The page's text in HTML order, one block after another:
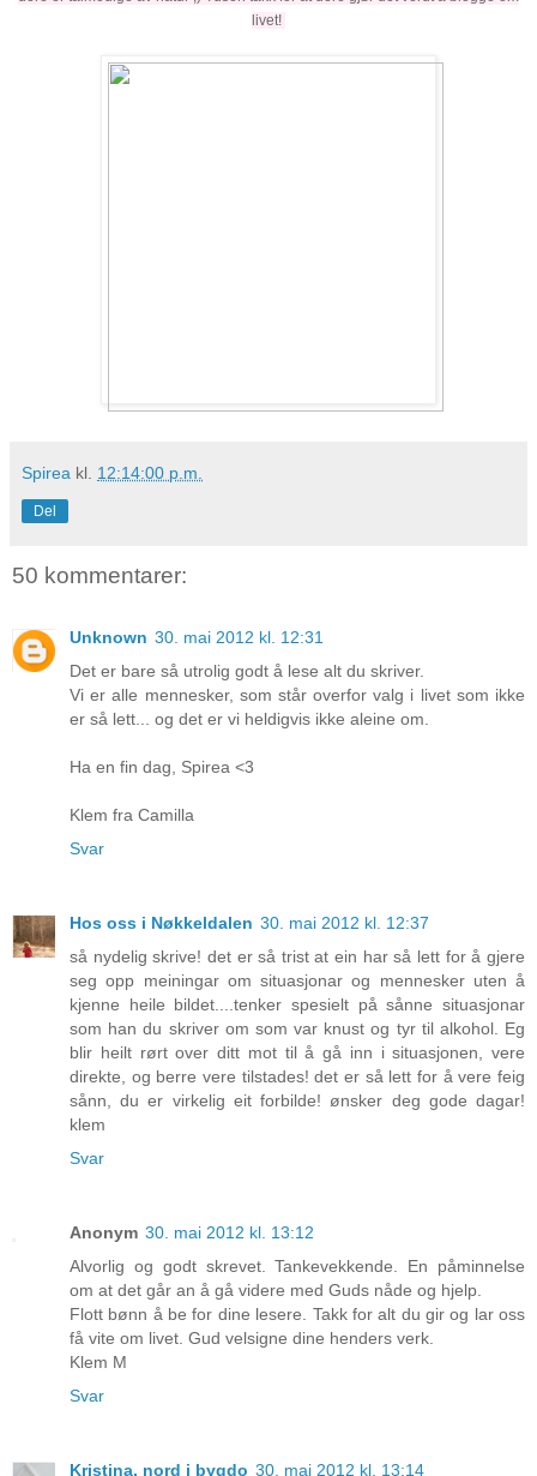
livet!
Spirea kl. 12:14:00 p.m.
Del
50 kommentarer:
Unknown 30. mai 2012 kl. 12:31
Det er bare så utrolig godt å lese alt du skriver.
Vi er alle mennesker, som står overfor valg i livet som ikke
er så lett... og det er vi heldigvis ikke aleine om.
Ha en fin dag, Spirea <3
Klem fra Camilla
Svar
Hos oss i Nøkkeldalen 30. mai 2012 kl. 12:37
så nydelig skrive! det er så trist at ein har så lett for å gjere
seg opp meiningar om situasjonar og mennesker uten å
kjenne heile bildet....tenker spesielt på sånne situasjonar
som han du skriver om som var knust og tyr til alkohol. Eg
blir heilt rørt over ditt mot til å gå inn i situasjonen, vere
direkte, og berre vere tilstades! det er så lett for å vere feig
sånn, du er virkelig eit forbilde! ønsker deg gode dagar!
klem
Svar
Anonym 30. mai 2012 kl. 13:12
Alvorlig og godt skrevet. Tankevekkende. En påminnelse
om at det går an å gå videre med Guds nåde og hjelp.
Flott bønn å be for dine lesere. Takk for alt du gir og lar oss
få vite om livet. Gud velsigne dine henders verk.
Klem M
Svar
Kristina, nord i bygdo 30. mai 2012 kl. 13:14